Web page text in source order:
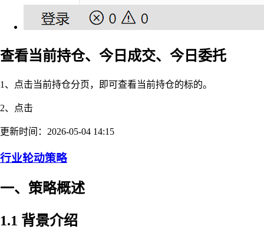
查看当前持仓、今日成交、今日委托
1、点击当前持仓分页，即可查看当前持仓的标的。
2、点击
更新时间：2026-05-04 14:15
行业轮动策略
一、策略概述
1.1 背景介绍